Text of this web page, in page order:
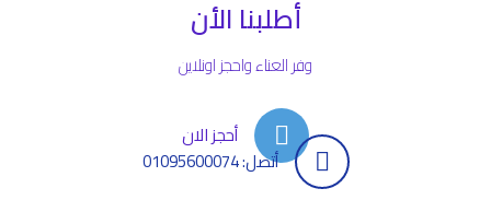
أطلبنا الأن
وفر العناء واحجز اونلاين
أحجز الان
أتصل: 01095600074